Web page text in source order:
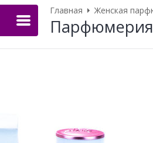
Главная Женская
Парфюмерия